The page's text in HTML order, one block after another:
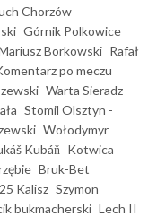
Chorzów
Górnik Polkowice
Borkowski Rafał
po meczu
Warta Sieradz
Stomil Olsztyn -
Wołodymyr
Kubáň Kotwica
Bruk-Bet
Kalisz Szymon
bukmacherski Lech II